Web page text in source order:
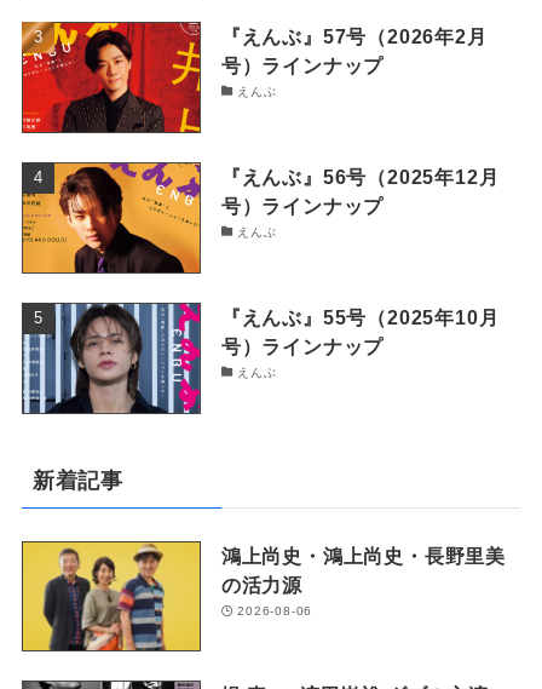
『えんぶ』57号（2026年2月
号）ラインナップ
えんぶ
『えんぶ』56号（2025年12月
号）ラインナップ
えんぶ
『えんぶ』55号（2025年10月
号）ラインナップ
えんぶ
新着記事
鴻上尚史・鴻上尚史・長野里美
の活力源
2026-08-06